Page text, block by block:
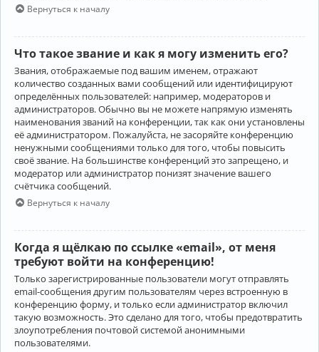
Вернуться к началу
Что такое звание и как я могу изменить его?
Звания, отображаемые под вашим именем, отражают
количество созданных вами сообщений или идентифицируют
определённых пользователей: например, модераторов и
администраторов. Обычно вы не можете напрямую изменять
наименования званий на конференции, так как они установлены
её администратором. Пожалуйста, не засоряйте конференцию
ненужными сообщениями только для того, чтобы повысить
своё звание. На большинстве конференций это запрещено, и
модератор или администратор понизят значение вашего
счётчика сообщений.
Вернуться к началу
Когда я щёлкаю по ссылке «email», от меня
требуют войти на конференцию!
Только зарегистрированные пользователи могут отправлять
email-сообщения другим пользователям через встроенную в
конференцию форму, и только если администратор включил
такую возможность. Это сделано для того, чтобы предотвратить
злоупотребления почтовой системой анонимными
пользователями.